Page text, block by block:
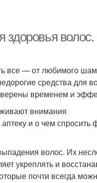
все — от любимого
средства для
временем и
внимания
и о чем спросить
волос. Их
укреплять и
почти всегда